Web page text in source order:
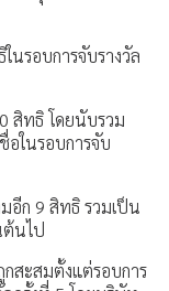
นรอบการจับรางวัล
สิทธิ โดยนับรวม
ในรอบการจับ
อีก 9 สิทธิ รวมเป็น
ต้นไป
กสะสมตั้งแต่รอบการ